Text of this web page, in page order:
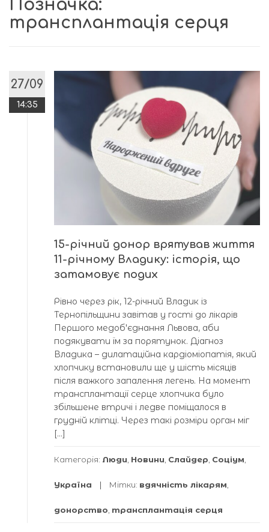
Позначка:
трансплантація серця
27/09
14:35
15-річний донор врятував життя
11-річному Владику: історія, що
затамовує подих
Рівно через рік, 12-річний Владик із
Тернопільщини завітав у гості до лікарів
Першого медобʼєднання Львова, аби
подякувати їм за порятунок. Діагноз
Владика – дилатаційна кардіоміопатія, який
хлопчику встановили ще у шість місяців
після важкого запалення легень. На момент
трансплантації серце хлопчика було
збільшене втричі і ледве поміщалося в
грудній клітці. Через такі розміри орган міг
[…]
Категорія: Люди, Новини, Слайдер, Соціум,
Україна Мітки: вдячність лікарям,
донорство, трансплантація серця